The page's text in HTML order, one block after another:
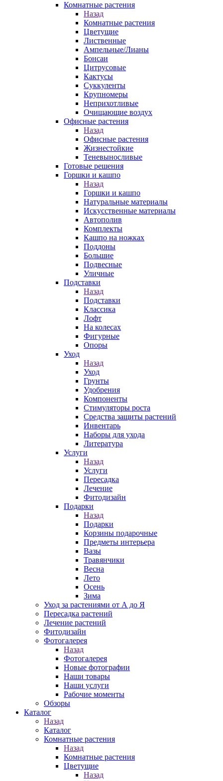
Комнатные растения
Назад
Комнатные растения
Цветущие
Лиственные
Ампельные/Лианы
Бонсаи
Цитрусовые
Кактусы
Суккуленты
Крупномеры
Неприхотливые
Очищающие воздух
Офисные растения
Назад
Офисные растения
Жизнестойкие
Теневыносливые
Готовые решения
Горшки и кашпо
Назад
Горшки и кашпо
Натуральные материалы
Искусственные материалы
Автополив
Комплекты
Кашпо на ножках
Поддоны
Большие
Подвесные
Уличные
Подставки
Назад
Подставки
Классика
Лофт
На колесах
Фигурные
Опоры
Уход
Назад
Уход
Грунты
Удобрения
Компоненты
Стимуляторы роста
Средства защиты растений
Инвентарь
Наборы для ухода
Литература
Услуги
Назад
Услуги
Пересадка
Лечение
Фитодизайн
Подарки
Назад
Подарки
Корзины подарочные
Предметы интерьера
Вазы
Травянчики
Весна
Лето
Осень
Зима
Уход за растениями от А до Я
Пересадка растений
Лечение растений
Фитодизайн
Фотогалерея
Назад
Фотогалерея
Новые фотографии
Наши товары
Наши услуги
Рабочие моменты
Обзоры
Каталог
Назад
Каталог
Комнатные растения
Назад
Комнатные растения
Цветущие
Назад